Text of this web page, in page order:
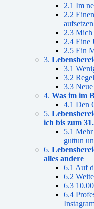
2.1 Im
2.2
aufsetzen
2.3 Mich
2.4 Eine
2.5 Ein
3.
3.1
3.2
3.3
4. Was im im
4.1 Den
5.
ich bis zum
5.1
guttun
6.
alles andere
6.1 Auf
6.2
6.3
6.4